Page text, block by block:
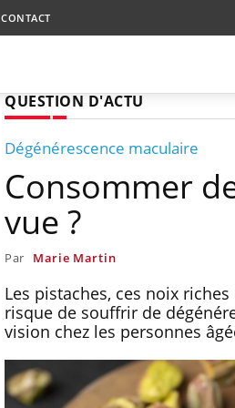
CONTACT
QUESTION D'ACTU
Dégénérescence maculaire
Consommer
vue ?
Par Marie Martin
Les pistaches, ces noix
risque de souffrir de
vision chez les personnes